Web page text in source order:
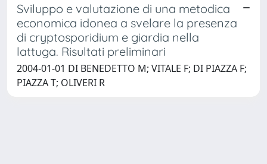
Sviluppo e valutazione di una metodica
economica idonea a svelare la presenza
di cryptosporidium e giardia nella
lattuga. Risultati preliminari
2004-01-01 DI BENEDETTO M; VITALE F; DI PIAZZA F;
PIAZZA T; OLIVERI R